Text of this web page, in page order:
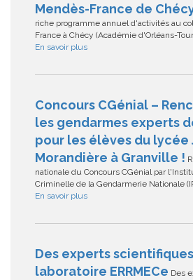
Mendès-France de
riche programme annuel d'activités au
France à Chécy (Académie d'Orléans-
En savoir plus
Concours CGénial –
les gendarmes experts
pour les élèves du
Morandière à Granville !
nationale du Concours CGénial par
Criminelle de la Gendarmerie Nationale
En savoir plus
Des experts
laboratoire ERRMECe Des